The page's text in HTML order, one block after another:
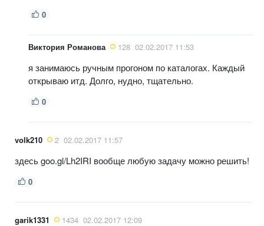
0
Виктория Романова 128 02.02.2017 11:53
я занимаюсь ручным прогоном по каталогах. Каждый
открываю итд. Долго, нудно, тщательно.
0
volk210 2 02.02.2017 11:57
здесь goo.gl/Lh2IRI вообще любую задачу можно решить!
0
garik1331 1434 02.02.2017 12:09